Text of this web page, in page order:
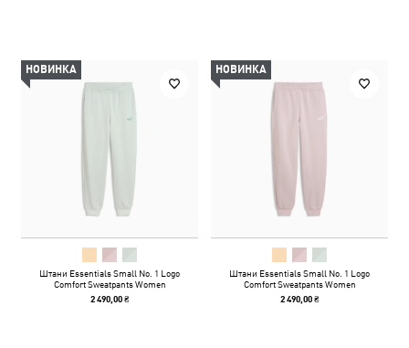
НОВИНКА
Штани Essentials Small No. 1 Logo
Comfort Sweatpants Women
2 490,00 ₴
НОВИНКА
Штани Essentials Small No. 1 Logo
Comfort Sweatpants Women
2 490,00 ₴